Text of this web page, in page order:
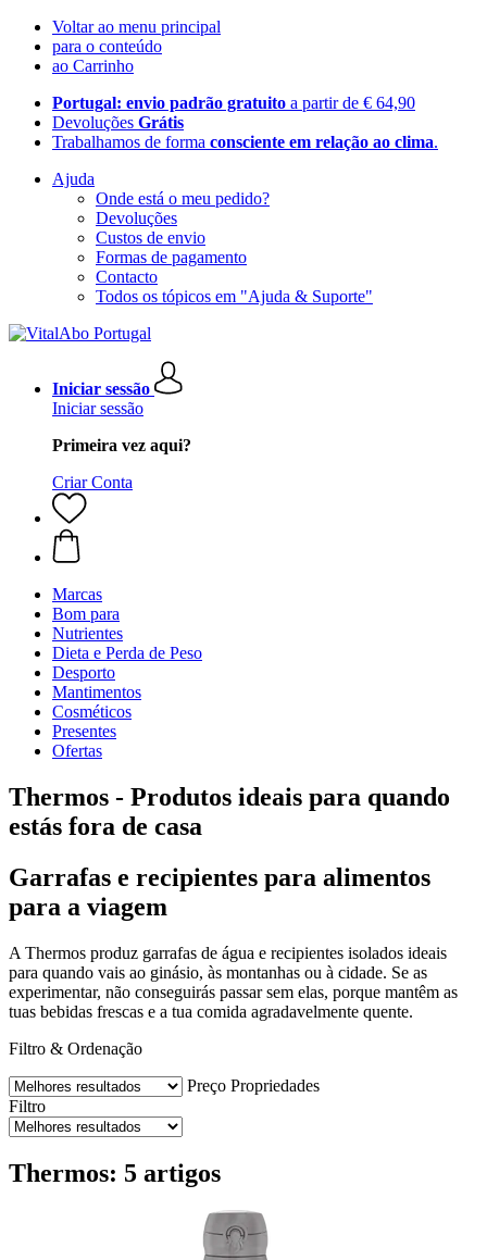
Voltar ao menu principal
para o conteúdo
ao Carrinho
Portugal: envio padrão gratuito a partir de € 64,90
Devoluções Grátis
Trabalhamos de forma consciente em relação ao clima.
Ajuda
Onde está o meu pedido?
Devoluções
Custos de envio
Formas de pagamento
Contacto
Todos os tópicos em "Ajuda & Suporte"
Iniciar sessão
Iniciar sessão
Primeira vez aqui?
Criar Conta
Marcas
Bom para
Nutrientes
Dieta e Perda de Peso
Desporto
Mantimentos
Cosméticos
Presentes
Ofertas
Thermos - Produtos ideais para quando
estás fora de casa
Garrafas e recipientes para alimentos
para a viagem
A Thermos produz garrafas de água e recipientes isolados ideais
para quando vais ao ginásio, às montanhas ou à cidade. Se as
experimentar, não conseguirás passar sem elas, porque mantêm as
tuas bebidas frescas e a tua comida agradavelmente quente.
Filtro & Ordenação
Preço Propriedades
Filtro
Thermos: 5 artigos